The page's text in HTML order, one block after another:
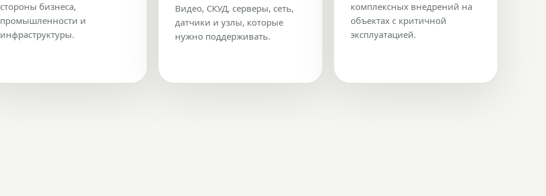
стороны бизнеса,
промышленности и
инфраструктуры.
Видео, СКУД, серверы, сеть,
датчики и узлы, которые
нужно поддерживать.
комплексных внедрений на
объектах с критичной
эксплуатацией.